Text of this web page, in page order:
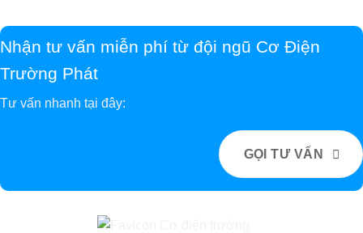
Nhận tư vấn miễn phí từ đội ngũ Cơ Điện
Trường Phát
Tư vấn nhanh tại đây:
GỌI TƯ VẤN